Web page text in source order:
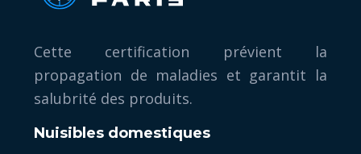
Cette certification prévient la
propagation de maladies et garantit la
salubrité des produits.
Nuisibles domestiques